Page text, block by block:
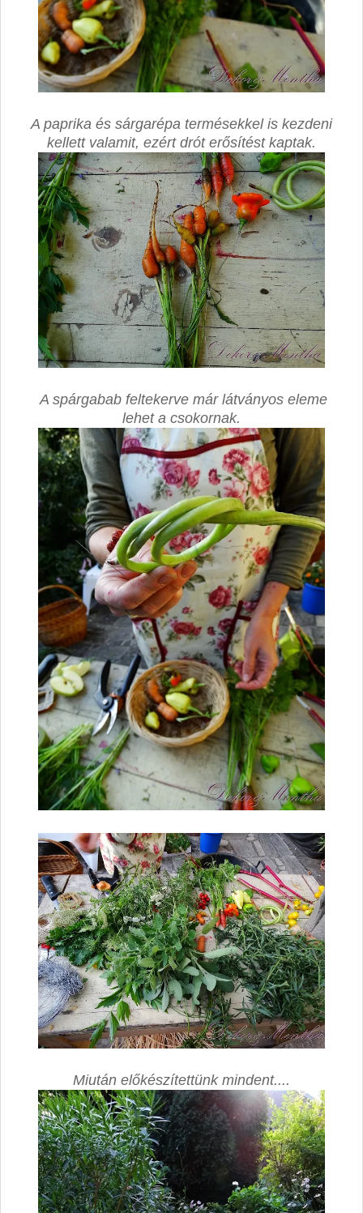
A paprika és sárgarépa termésekkel is kezdeni
kellett valamit, ezért drót erősítést kaptak.
A spárgabab feltekerve már látványos eleme
lehet a csokornak.
Miután előkészítettünk mindent....